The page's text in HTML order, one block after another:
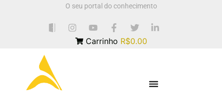
O seu portal do conhecimento
Carrinho R$0.00